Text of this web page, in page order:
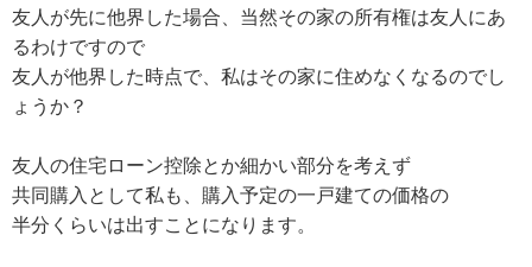
友人が先に他界した場合、当然その家の所有権は友人にあ
るわけですので
友人が他界した時点で、私はその家に住めなくなるのでし
ょうか？
友人の住宅ローン控除とか細かい部分を考えず
共同購入として私も、購入予定の一戸建ての価格の
半分くらいは出すことになります。